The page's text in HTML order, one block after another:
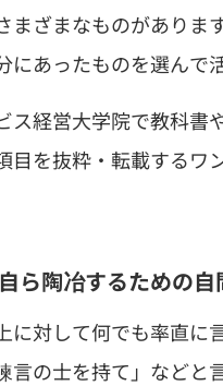
まざまなものがあり
あったものを選んで
ス経営大学院で教科
を抜粋・転載するワ
ら陶冶するための自
に対して何でも率直
言の士を持て」など